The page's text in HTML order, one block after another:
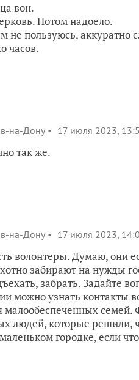
вон.
Потом надоело.
не пользуюсь,
часов.
на-Дону 17 июля 2023,
так же.
на-Дону 17 июля 2023,
волонтеры. Думаю, они
забирают на нужды
забрать. Задайте
можно узнать
семей.
людей, которые решили,
городке, если